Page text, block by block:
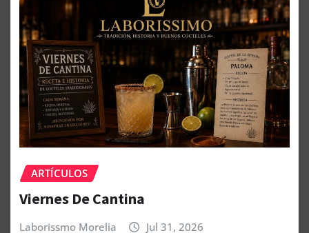
ARTÍCULOS
Viernes De Cantina
Laborissmo Morelia Jul 31, 2026